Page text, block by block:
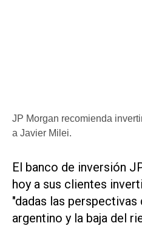
JP Morgan recomienda
a Javier Milei.
El banco de inversión
hoy a sus clientes
"dadas las
argentino y la baja del